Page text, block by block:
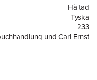
Häftad
Tyska
233
und Carl Ernst